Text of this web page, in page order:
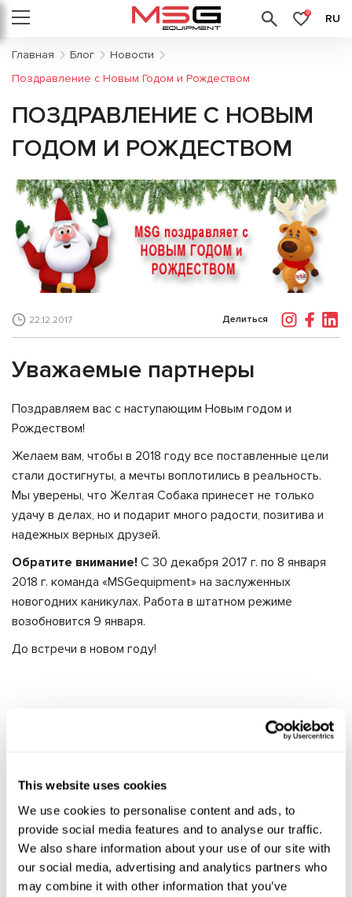
This website uses cookies
We use cookies to personalise content and ads, to
provide social media features and to analyse our traffic.
We also share information about your use of our site with
our social media, advertising and analytics partners who
may combine it with other information that you’ve
0 RU
Главная Блог
Новости
Поздравление с Новым Годом и Рождеством
ПОЗДРАВЛЕНИЕ С НОВЫМ
ГОДОМ И РОЖДЕСТВОМ
22.12.2017 Делиться
Уважаемые партнеры
Поздравляем вас с наступающим Новым годом и
Рождеством!
Желаем вам, чтобы в 2018 году все поставленные цели
стали достигнуты, а мечты воплотились в реальность.
Мы уверены, что Желтая Собака принесет не только
удачу в делах, но и подарит много радости, позитива и
надежных верных друзей.
Обратите внимание! С 30 декабря 2017 г. по 8 января
2018 г. команда «MSGequipment» на заслуженных
новогодних каникулах. Работа в штатном режиме
возобновится 9 января.
До встречи в новом году!
АКТУАЛЬНЫЕ НОВОСТИ
НОВОСТИ
19.01.2026